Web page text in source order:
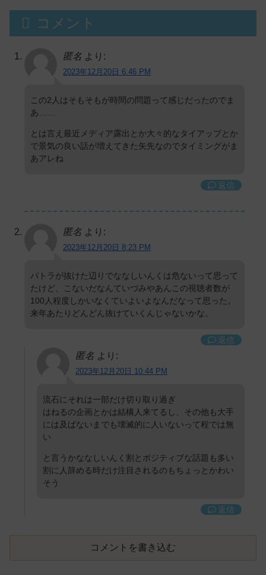
コメント
匿名 より:
2023年12月20日 6:46 PM
この2人はそもそもが時間の問題って感じだったのでま
あ……
とは言え最近メディア露出とか大々的なタイアップとか
で景気の良い話が増えてきた矢先なのでタイミングがま
あアレね
返信
匿名 より:
2023年12月20日 8:23 PM
パトラが抜けた辺りでななしいんくは危ないって思って
たけど、こないだなんていづみやあんこの視聴者数が
100人程度しかいなくていよいよなんだなって思った。
来年あたりどんどん抜けていくんじゃないかな。
返信
匿名 より:
2023年12月20日 10:44 PM
流石にそれは一部だけ切り取り過ぎ
はねるの企画とかは結構人来てるし、その他も大手
には及ばないまでも壊滅的に人いないって程では無
い
と言うかななしいんく割とポジティブな話題も多い
割に人辞める時だけ注目されるのもちょっとかわい
そう
返信
コメントを書き込む